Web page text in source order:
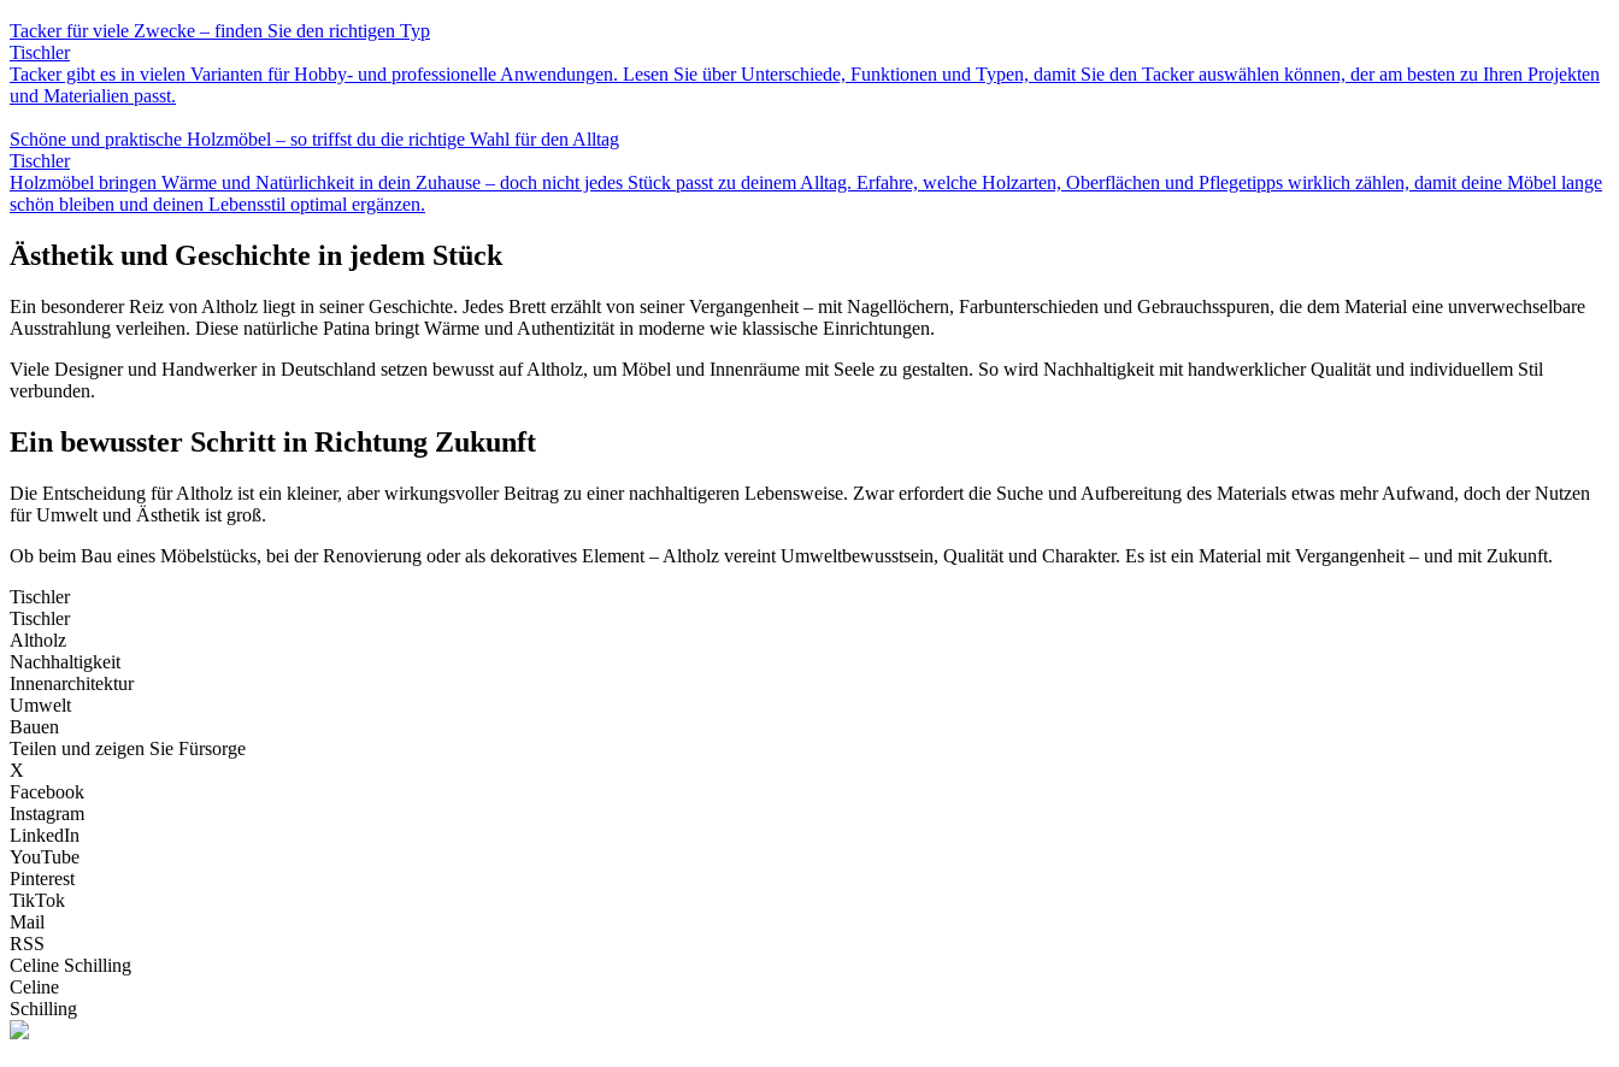
Tacker für viele Zwecke – finden Sie den richtigen Typ
Tischler
Tacker gibt es in vielen Varianten für Hobby- und professionelle Anwendungen. Lesen Sie über Unterschiede, Funktionen und Typen, damit Sie den Tacker auswählen können, der am besten zu Ihren Projekten
und Materialien passt.
Schöne und praktische Holzmöbel – so triffst du die richtige Wahl für den Alltag
Tischler
Holzmöbel bringen Wärme und Natürlichkeit in dein Zuhause – doch nicht jedes Stück passt zu deinem Alltag. Erfahre, welche Holzarten, Oberflächen und Pflegetipps wirklich zählen, damit deine Möbel lange
schön bleiben und deinen Lebensstil optimal ergänzen.
Ästhetik und Geschichte in jedem Stück
Ein besonderer Reiz von Altholz liegt in seiner Geschichte. Jedes Brett erzählt von seiner Vergangenheit – mit Nagellöchern, Farbunterschieden und Gebrauchsspuren, die dem Material eine unverwechselbare
Ausstrahlung verleihen. Diese natürliche Patina bringt Wärme und Authentizität in moderne wie klassische Einrichtungen.
Viele Designer und Handwerker in Deutschland setzen bewusst auf Altholz, um Möbel und Innenräume mit Seele zu gestalten. So wird Nachhaltigkeit mit handwerklicher Qualität und individuellem Stil
verbunden.
Ein bewusster Schritt in Richtung Zukunft
Die Entscheidung für Altholz ist ein kleiner, aber wirkungsvoller Beitrag zu einer nachhaltigeren Lebensweise. Zwar erfordert die Suche und Aufbereitung des Materials etwas mehr Aufwand, doch der Nutzen
für Umwelt und Ästhetik ist groß.
Ob beim Bau eines Möbelstücks, bei der Renovierung oder als dekoratives Element – Altholz vereint Umweltbewusstsein, Qualität und Charakter. Es ist ein Material mit Vergangenheit – und mit Zukunft.
Tischler
Tischler
Altholz
Nachhaltigkeit
Innenarchitektur
Umwelt
Bauen
Teilen und zeigen Sie Fürsorge
X
Facebook
Instagram
LinkedIn
YouTube
Pinterest
TikTok
Mail
RSS
Celine Schilling
Celine
Schilling